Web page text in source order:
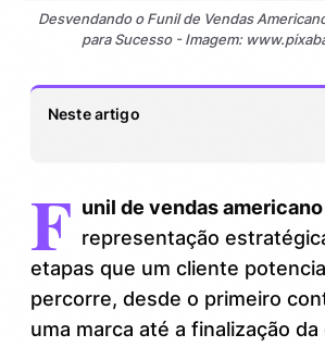
Desvendando o Funil de Vendas
para Sucesso - Imagem:
Neste artigo
2.
O que torna o funil de vendas
3.
As 4 etapas do funil de vendas
americano
F unil de vendas americano
representação
etapas que um cliente
percorre, desde o primeiro
uma marca até a finalização da